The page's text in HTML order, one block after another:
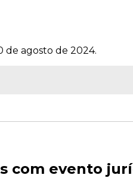
de agosto de 2024.
com evento